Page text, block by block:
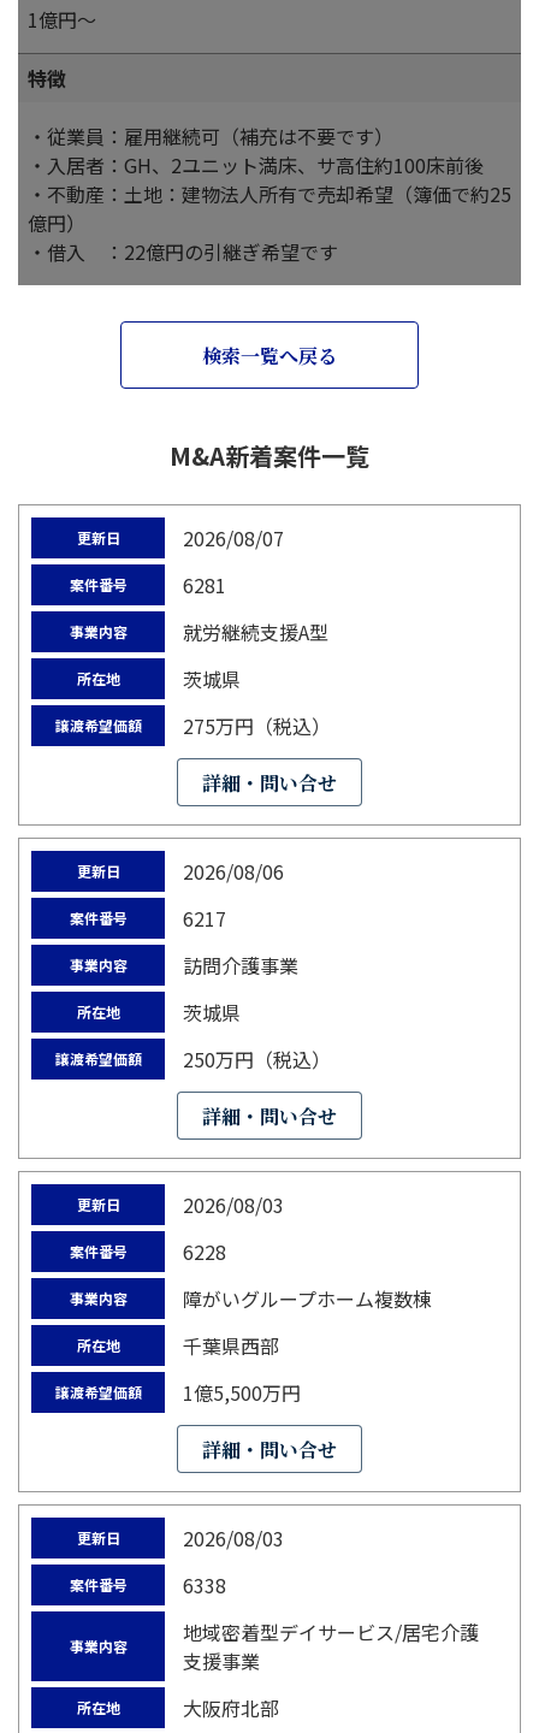
1億円～
特徴
・従業員：雇用継続可（補充は不要です）
・入居者：GH、2ユニット満床、サ高住約100床前後
・不動産：土地：建物法人所有で売却希望（簿価で約25
億円）
・借入 ：22億円の引継ぎ希望です
検索一覧へ戻る
M&A新着案件一覧
更新日 2026/08/07
案件番号 6281
事業内容 就労継続支援A型
所在地 茨城県
譲渡希望価額 275万円（税込）
詳細・問い合せ
更新日 2026/08/06
案件番号 6217
事業内容 訪問介護事業
所在地 茨城県
譲渡希望価額 250万円（税込）
詳細・問い合せ
更新日 2026/08/03
案件番号 6228
事業内容 障がいグループホーム複数棟
所在地 千葉県西部
譲渡希望価額 1億5,500万円
詳細・問い合せ
更新日 2026/08/03
案件番号 6338
事業内容
地域密着型デイサービス/居宅介護
支援事業
所在地 大阪府北部